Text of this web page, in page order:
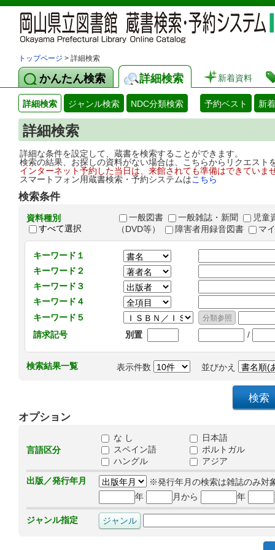
トップページ > 詳細検索
かんたん検索 詳細検索 新着資料
詳細検索 ジャンル検索 NDC分類検索 予約ベスト 新
詳細検索
詳細な条件を設定して、蔵書を検索することができます。
検索の結果、お探しの資料がない場合は、こちらからリクエス
インターネット予約した当日は、来館されても準備はできてい
スマートフォン用蔵書検索・予約システムはこちら
検索条件
資料種別
すべて選択
一般図書 一般雑誌・新聞
児童
（DVD等）
障害者用録音図書 マ
キーワード１
キーワード２
キーワード３
キーワード４
キーワード５
請求記号
別置 /
検索結果一覧 表示件数 並びかえ
オプション
言語区分
な し
日本語
スペイン語
ポルトガル
ハングル
アジア
出版／発行年月
※発行年月の検索は雑誌のみ対
年
月から 年
ジャンル指定